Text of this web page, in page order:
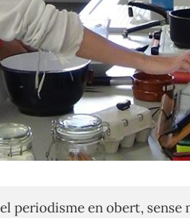
periodisme en obert, sense